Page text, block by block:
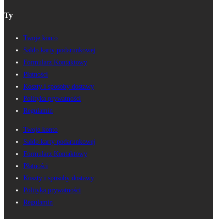
świadectwo.
Ty
Twoje konto
Saldo karty podarunkowej
Formularz Kontaktowy
Płatności
Koszty i sposoby dostawy
Polityka prywatności
Regulamin
Twoje konto
Saldo karty podarunkowej
Formularz Kontaktowy
Płatności
Koszty i sposoby dostawy
Polityka prywatności
Regulamin